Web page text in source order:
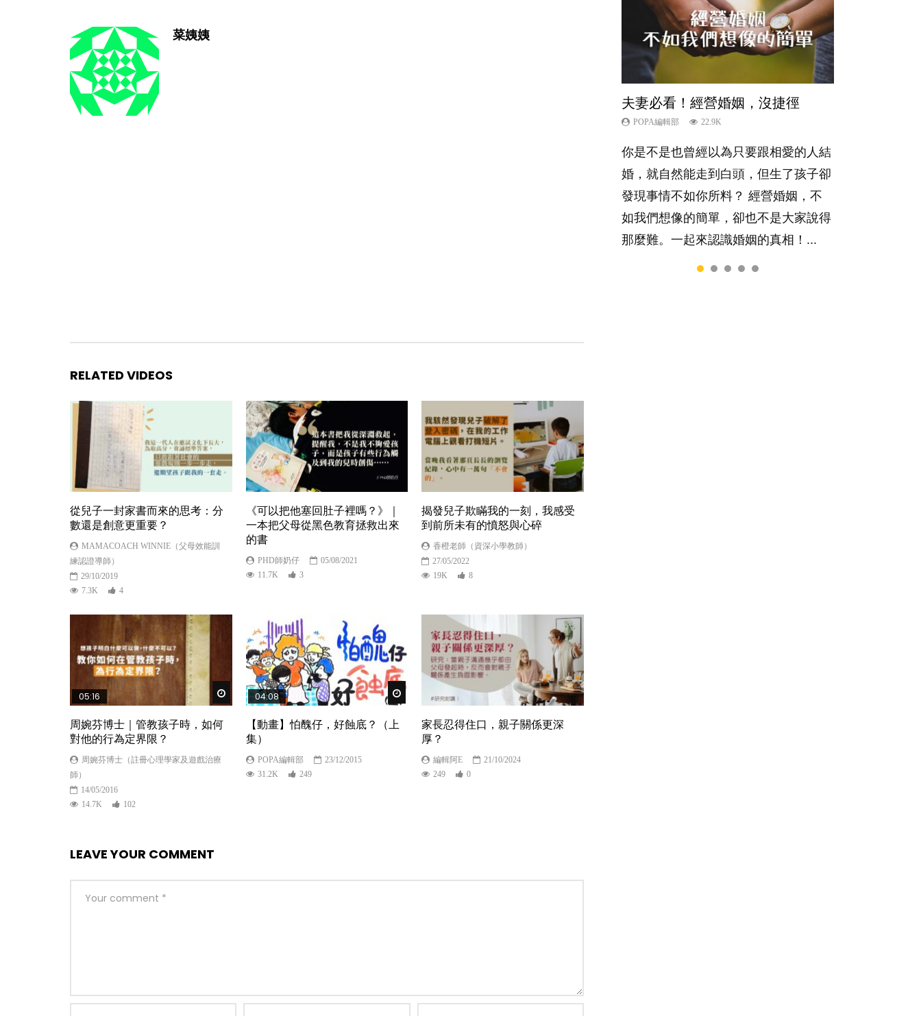
菜姨姨
RELATED VIDEOS
從兒子一封家書而來的思考：分
數還是創意更重要？
MAMACOACH WINNIE（父母效能訓
練認證導師）
29/10/2019
7.3K
4
《可以把他塞回肚子裡嗎？》｜
一本把父母從黑色教育拯救出來
的書
PHD師奶仔
05/08/2021
11.7K
3
揭發兒子欺瞞我的一刻，我感受
到前所未有的憤怒與心碎
香橙老師（資深小學教師）
27/05/2022
19K
8
Watch Later
05:16
周婉芬博士｜管教孩子時，如何
對他的行為定界限？
周婉芬博士（註冊心理學家及遊戲治療
師）
14/05/2016
14.7K
102
04:08
【動畫】怕醜仔，好蝕底？（上
集）
POPA編輯部
23/12/2015
31.2K
249
家長忍得住口，親子關係更深
厚？
編輯阿E
21/10/2024
249
0
LEAVE YOUR COMMENT
夫妻必看！經營婚姻，沒捷徑
POPA編輯部 22.9K
你是不是也曾經以為只要跟相愛的人結
婚，就自然能走到白頭，但生了孩子卻
發現事情不如你所料？ 經營婚姻，不
如我們想像的簡單，卻也不是大家說得
那麼難。一起來認識婚姻的真相！...
內向孩子的特質，你懂嗎？
POPA編輯部 10K
陽光又健談的孩子總是很容易得到大家
的喜愛，特別是在講究團隊精神、鼓勵
大家積極發表意見的社會，他們彷彿如
魚得水；那些愛靜靜觀察、一個人默默
耕耘的孩子呢？卻會讓父母擔心，擔心
新手父母不用怕
POPA編輯部 16.3K
相信許多人初為人父母，由懷孕開始到
孩子呱呱落地，心中都有數之不盡的問
題～這裡一次過集合我們以往製作過的
相關短片。 這段路讓我們跟你同行～...
想孩子學好外語，點做好？
POPA編輯部 9.9K
有人話學多種語言越早開始越好，有人
卻說一時間太多語言，會令孩子感到混
淆，到底誰是誰非？聽聽專家怎樣說，
解開語言學習的迷思～...
孩子能力天注定？
POPA編輯部 7.9K
很多父母都希望孩子係個「叻仔叻
女」，學業別太差，日常自理井井有
條。這樣的孩子是萬中無一，還是魚與
熊掌，不能兼得？...